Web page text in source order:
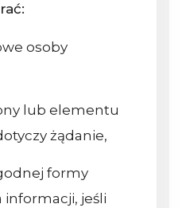
osoby
lub elementu
żądanie,
formy
jeśli